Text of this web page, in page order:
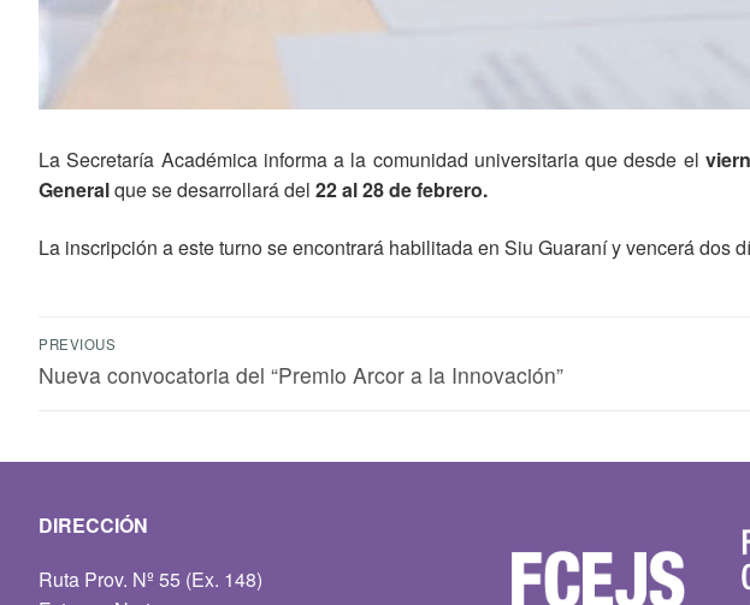
La Secretaría Académica informa a la comunidad universitaria que desde el
Generalque se desarrollará del 22 al 28 de febrero.
La inscripción a este turno se encontrará habilitada en Siu Guaraní y vencerá dos
PREVIOUS
Nueva convocatoria del “Premio Arcor a la Innovación”
DIRECCIÓN
Ruta Prov. Nº 55 (Ex. 148)